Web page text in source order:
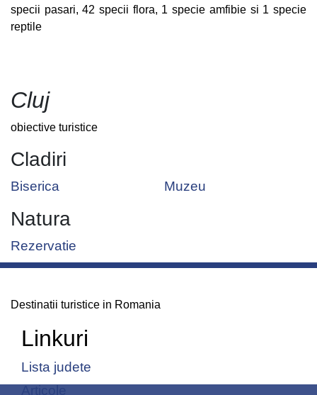
specii pasari, 42 specii flora, 1 specie amfibie si 1 specie
reptile
Cluj
obiective turistice
Cladiri
Biserica Muzeu
Natura
Rezervatie
Destinatii turistice in Romania
Linkuri
Lista judete